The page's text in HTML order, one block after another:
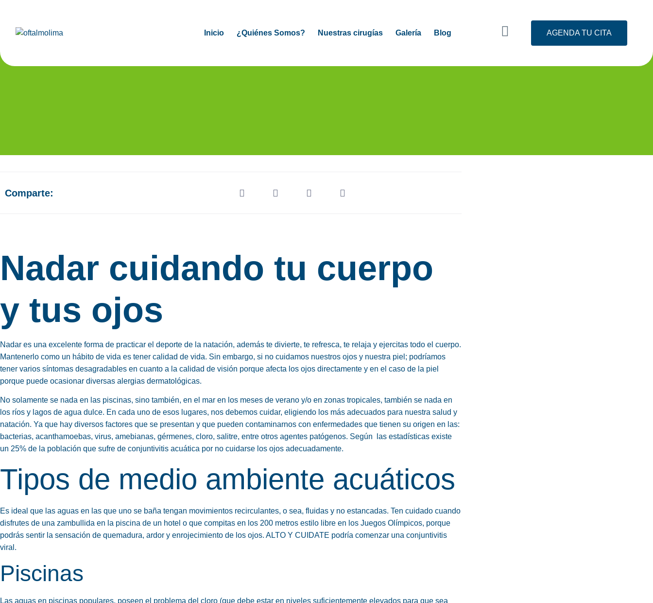
Inicio ¿Quiénes Somos? Nuestras cirugías Galería Blog AGENDA TU CITA
EVALUACIÓN GRATIS
Comparte:
Nadar cuidando tu cuerpo
y tus ojos
Nadar es una excelente forma de practicar el deporte de la natación, además te divierte, te refresca, te relaja y ejercitas todo el cuerpo.
Mantenerlo como un hábito de vida es tener calidad de vida. Sin embargo, si no cuidamos nuestros ojos y nuestra piel; podríamos
tener varios síntomas desagradables en cuanto a la calidad de visión porque afecta los ojos directamente y en el caso de la piel
porque puede ocasionar diversas alergias dermatológicas.
No solamente se nada en las piscinas, sino también, en el mar en los meses de verano y/o en zonas tropicales, también se nada en
los ríos y lagos de agua dulce. En cada uno de esos lugares, nos debemos cuidar, eligiendo los más adecuados para nuestra salud y
natación. Ya que hay diversos factores que se presentan y que pueden contaminarnos con enfermedades que tienen su origen en las:
bacterias, acanthamoebas, virus, amebianas, gérmenes, cloro, salitre, entre otros agentes patógenos. Según las estadísticas existe
un 25% de la población que sufre de conjuntivitis acuática por no cuidarse los ojos adecuadamente.
Tipos de medio ambiente acuáticos
Es ideal que las aguas en las que uno se baña tengan movimientos recirculantes, o sea, fluidas y no estancadas. Ten cuidado cuando
disfrutes de una zambullida en la piscina de un hotel o que compitas en los 200 metros estilo libre en los Juegos Olímpicos, porque
podrás sentir la sensación de quemadura, ardor y enrojecimiento de los ojos. ALTO Y CUIDATE podría comenzar una conjuntivitis
viral.
Piscinas
Las aguas en piscinas populares, poseen el problema del cloro (que debe estar en niveles suficientemente elevados para que sea